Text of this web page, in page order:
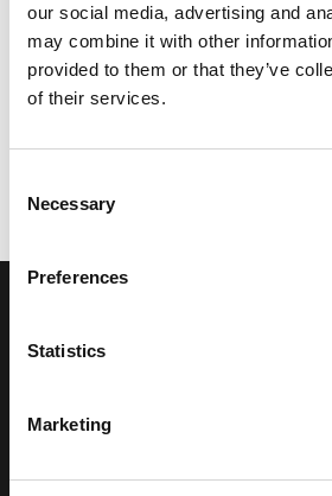
our social media, advertising and
may combine it with other
provided to them or that they’ve
of their services.
Selection
Necessary
Preferences
Statistics
Marketing
avuto modo di viaggiare e conoscere
Una regione affascinante, densa di